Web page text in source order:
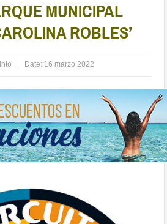
MUNICIPAL
ROBLES’
Date: 16 marzo 2022